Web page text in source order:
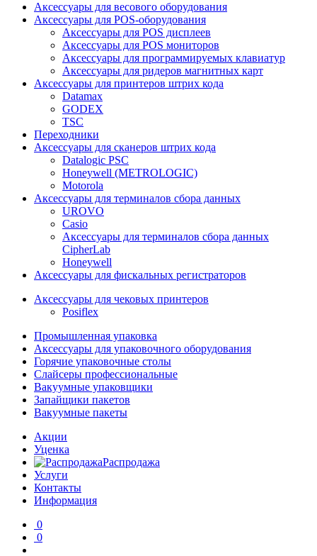
Аксессуары для весового оборудования
Аксессуары для POS-оборудования
Аксессуары для POS дисплеев
Аксессуары для POS мониторов
Аксессуары для программируемых клавиатур
Аксессуары для ридеров магнитных карт
Аксессуары для принтеров штрих кода
Datamax
GODEX
TSC
Переходники
Аксессуары для сканеров штрих кода
Datalogic PSC
Honeywell (METROLOGIC)
Motorola
Аксессуары для терминалов сбора данных
UROVO
Casio
Аксессуары для терминалов сбора данных
CipherLab
Honeywell
Аксессуары для фискальных регистраторов
Аксессуары для чековых принтеров
Posiflex
Промышленная упаковка
Аксессуары для упаковочного оборудования
Горячие упаковочные столы
Слайсеры профессиональные
Вакуумные упаковщики
Запайщики пакетов
Вакуумные пакеты
Акции
Уценка
Распродажа
Услуги
Контакты
Информация
0
0